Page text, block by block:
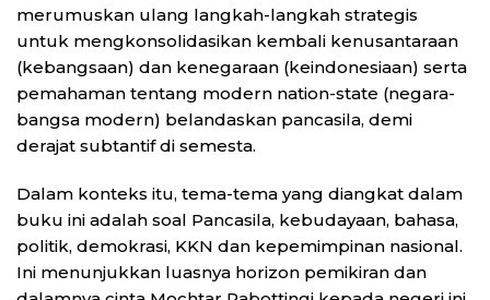
merumuskan ulang langkah-langkah strategis
untuk mengkonsolidasikan kembali kenusantaraan
(kebangsaan) dan kenegaraan (keindonesiaan) serta
pemahaman tentang modern nation-state (negara-
bangsa modern) belandaskan pancasila, demi
derajat subtantif di semesta.
Dalam konteks itu, tema-tema yang diangkat dalam
buku ini adalah soal Pancasila, kebudayaan, bahasa,
politik, demokrasi, KKN dan kepemimpinan nasional.
Ini menunjukkan luasnya horizon pemikiran dan